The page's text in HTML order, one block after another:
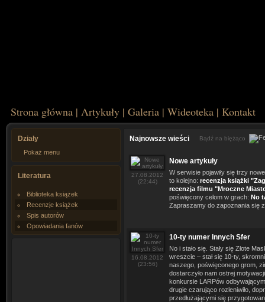
Strona główna | Artykuły | Galeria | Wideoteka | Kontakt
Działy
Pokaż menu
Literatura
Biblioteka książek
Recenzje książek
Spis autorów
Opowiadania fanów
Najnowsze wieści Bądź na biężąco
27.08.2012
(22:44)
Nowe artykuły
W serwisie pojawiły się trzy
to kolejno: recenzja książki
recenzja filmu "Mroczne
poświęcony celom w grach: No
Zapraszamy do zapoznania się
16.08.2012
(23:56)
10-ty numer Innych Sfer
No i stało się. Stały się Złote
wreszcie – stał się 10-ty,
naszego, poświęconego grom,
dostarczyło nam ostrej
konkursie LARPów
drugie czarująco rozleniwiło,
przedłużającymi się